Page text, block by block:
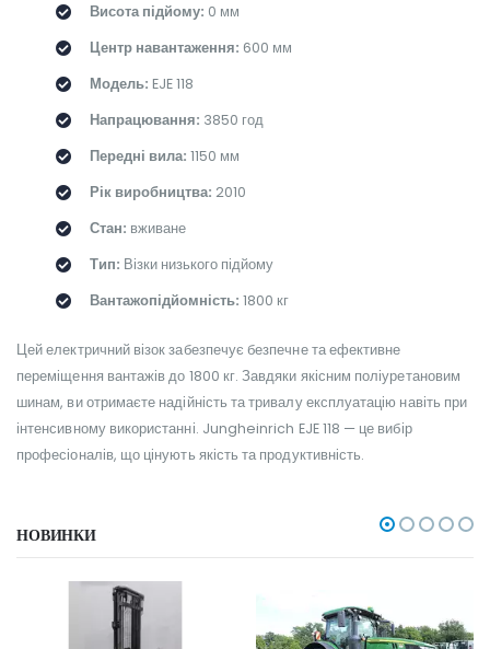
Висота підйому: 0 мм
Центр навантаження: 600 мм
Модель: EJE 118
Напрацювання: 3850 год
Передні вила: 1150 мм
Рік виробництва: 2010
Стан: вживане
Тип: Візки низького підйому
Вантажопідйомність: 1800 кг
Цей електричний візок забезпечує безпечне та ефективне
переміщення вантажів до 1800 кг. Завдяки якісним поліуретановим
шинам, ви отримаєте надійність та тривалу експлуатацію навіть при
інтенсивному використанні. Jungheinrich EJE 118 — це вибір
професіоналів, що цінують якість та продуктивність.
НОВИНКИ